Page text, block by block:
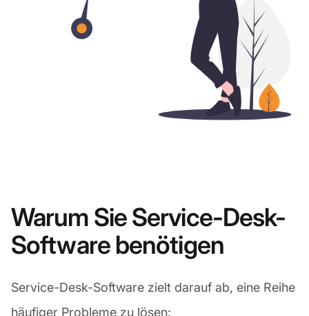
Warum Sie Service-Desk-
Software benötigen
Service-Desk-Software zielt darauf ab, eine Reihe
häufiger Probleme zu lösen: